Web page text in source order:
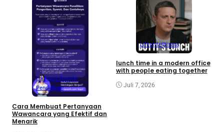
EdukasiLifestyle
Pendidikan
Cara Membuat Pertanyaan
Wawancara yang Efektif dan
Menarik
LifestyleWisata
lunch time in a modern office
with people eating together
Juli 7, 2026